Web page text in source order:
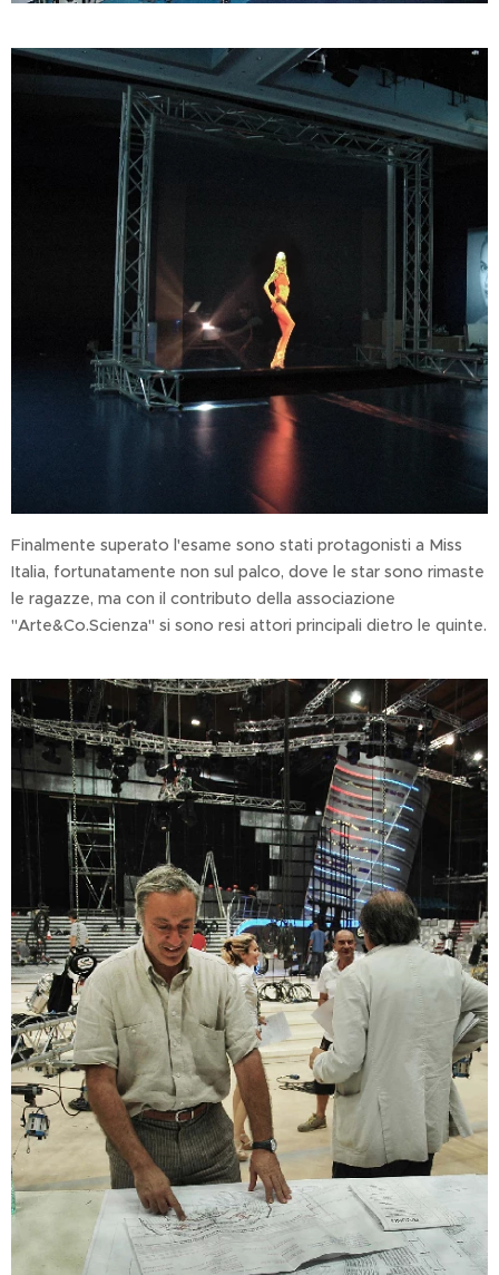
Finalmente superato l'esame sono stati protagonisti a Miss
Italia, fortunatamente non sul palco, dove le star sono rimaste
le ragazze, ma con il contributo della associazione
"Arte&Co.Scienza" si sono resi attori principali dietro le quinte.